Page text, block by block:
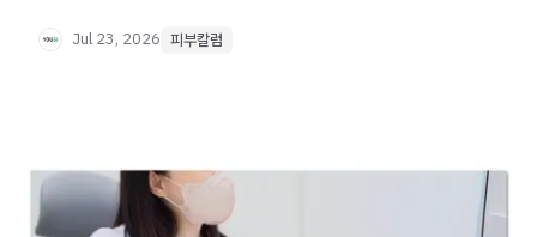
Jul 23, 2026 피부칼럼